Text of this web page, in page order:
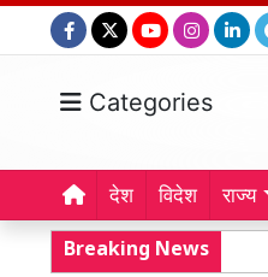
Categories
देश विदेश राज्य
Breaking News